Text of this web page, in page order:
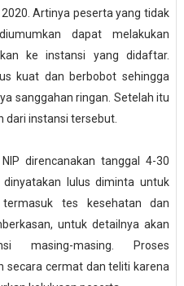
Artinya peserta yang tidak
dapat melakukan
ke instansi yang didaftar.
kuat dan berbobot sehingga
sanggahan ringan. Setelah itu
dari instansi tersebut.
direncanakan tanggal 4-30
lulus diminta untuk
tes kesehatan dan
untuk detailnya akan
masing-masing. Proses
secara cermat dan teliti karena